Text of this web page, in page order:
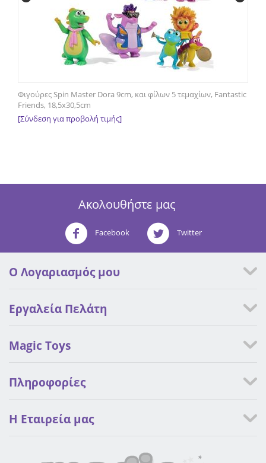
Φιγούρες Spin Master Dora 9cm, και φίλων 5 τεμαχίων, Fantastic
Friends, 18,5x30,5cm
[Σύνδεση για προβολή τιμής]
Ακολουθήστε μας
Facebook Twitter
Ο Λογαριασμός μου
Εργαλεία Πελάτη
Magic Toys
Πληροφορίες
Η Eταιρεία μας